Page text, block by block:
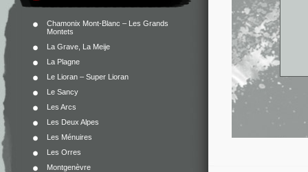
Chamonix Mont-Blanc – Les Grands
Montets
La Grave, La Meije
La Plagne
Le Lioran – Super Lioran
Le Sancy
Les Arcs
Les Deux Alpes
Les Ménuires
Les Orres
Montgenèvre